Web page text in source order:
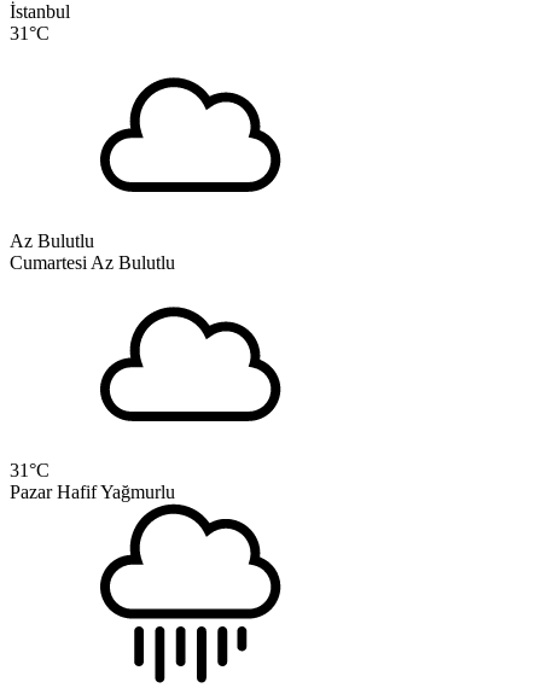
İstanbul
31°C
Az Bulutlu
Cumartesi Az Bulutlu
31°C
Pazar Hafif Yağmurlu